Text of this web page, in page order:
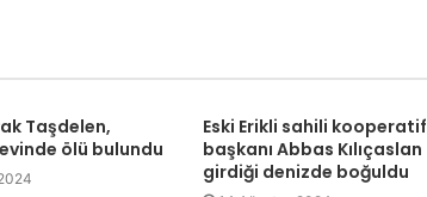
Taşdelen,
ölü bulundu
Eski Erikli sahili kooperatif
başkanı Abbas Kılıçaslan
girdiği denizde boğuldu